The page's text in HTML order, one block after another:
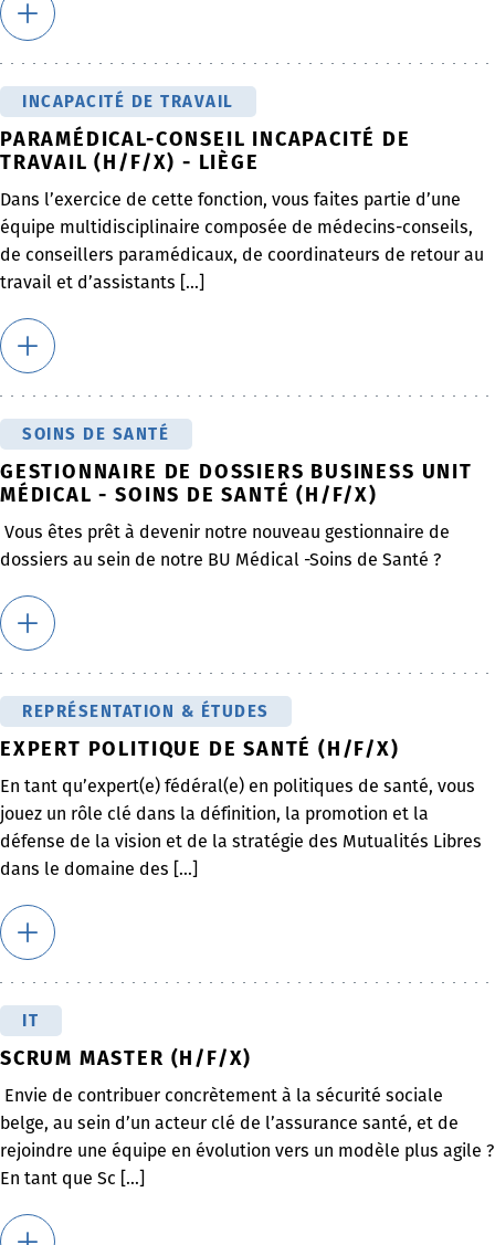
INCAPACITÉ DE TRAVAIL
PARAMÉDICAL-CONSEIL INCAPACITÉ DE
TRAVAIL (H/F/X) - LIÈGE
Dans l’exercice de cette fonction, vous faites partie d’une
équipe multidisciplinaire composée de médecins-conseils,
de conseillers paramédicaux, de coordinateurs de retour au
travail et d’assistants [...]
SOINS DE SANTÉ
GESTIONNAIRE DE DOSSIERS BUSINESS UNIT
MÉDICAL - SOINS DE SANTÉ (H/F/X)
Vous êtes prêt à devenir notre nouveau gestionnaire de
dossiers au sein de notre BU Médical -Soins de Santé ?
REPRÉSENTATION & ÉTUDES
EXPERT POLITIQUE DE SANTÉ (H/F/X)
En tant qu’expert(e) fédéral(e) en politiques de santé, vous
jouez un rôle clé dans la définition, la promotion et la
défense de la vision et de la stratégie des Mutualités Libres
dans le domaine des [...]
IT
SCRUM MASTER (H/F/X)
Envie de contribuer concrètement à la sécurité sociale
belge, au sein d’un acteur clé de l’assurance santé, et de
rejoindre une équipe en évolution vers un modèle plus agile ?
En tant que Sc [...]